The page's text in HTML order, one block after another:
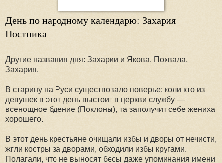
День по народному календарю: Захария
Постника
Другие названия дня: Захарии и Якова, Похвала,
Захария.
В старину на Руси существовало поверье: коли кто из
девушек в этот день выстоит в церкви службу —
всенощное бдение (Поклоны), та заполучит себе жениха
хорошего.
В этот день крестьяне очищали избы и дворы от нечисти,
жгли костры за дворами, обходили избы кругами.
Полагали, что не выносят бесы даже упоминания имени